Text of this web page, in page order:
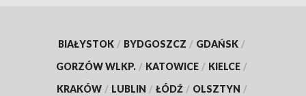
BIAŁYSTOK / BYDGOSZCZ / GDAŃSK /
GORZÓW WLKP. / KATOWICE / KIELCE /
KRAKÓW / LUBLIN / ŁÓDŹ / OLSZTYN /